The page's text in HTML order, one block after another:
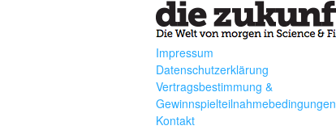
Impressum
Datenschutzerklärung
Vertragsbestimmung &
Gewinnspielteilnahmebedingungen
Kontakt